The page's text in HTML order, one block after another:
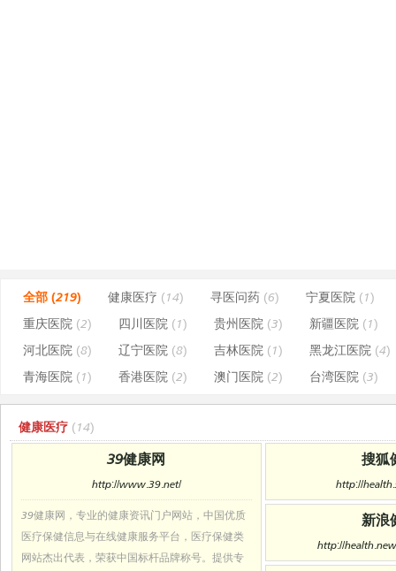
全部 (219) 健康医疗 (14) 寻医问药 (6) 宁夏医院 (1)
重庆医院 (2) 四川医院 (1) 贵州医院 (3) 新疆医院 (1)
河北医院 (8) 辽宁医院 (8) 吉林医院 (1) 黑龙江医院 (4)
青海医院 (1) 香港医院 (2) 澳门医院 (2) 台湾医院 (3)
健康医疗 (14)
39健康网
http://www.39.net/
39健康网，专业的健康资讯门户网站，中国优质
医疗保健信息与在线健康服务平台，医疗保健类
网站杰出代表，荣获中国标杆品牌称号。提供专
搜狐
http://
新浪
http://